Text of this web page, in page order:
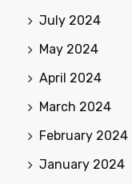
July 2024
May 2024
April 2024
March 2024
February 2024
January 2024